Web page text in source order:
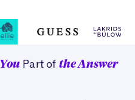
You Part of the Answer